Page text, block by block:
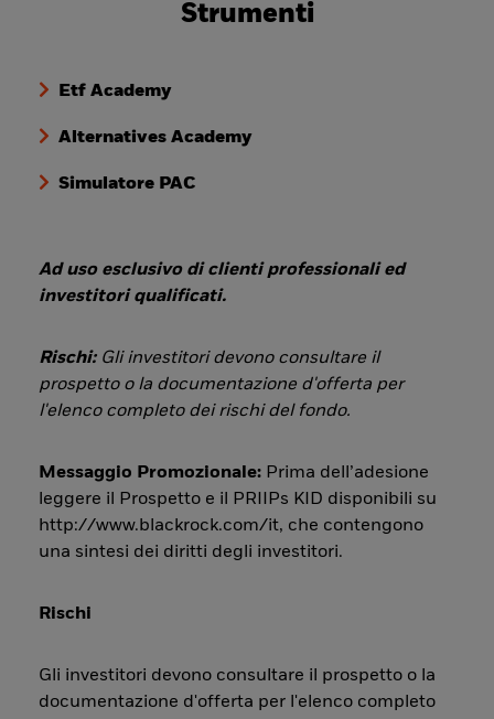
Strumenti
Etf Academy
Alternatives Academy
Simulatore PAC
Ad uso esclusivo di clienti professionali ed
investitori qualificati.
Rischi: Gli investitori devono consultare il
prospetto o la documentazione d'offerta per
l'elenco completo dei rischi del fondo.
Messaggio Promozionale: Prima dell’adesione
leggere il Prospetto e il PRIIPs KID disponibili su
http://www.blackrock.com/it, che contengono
una sintesi dei diritti degli investitori.
Rischi
Gli investitori devono consultare il prospetto o la
documentazione d'offerta per l'elenco completo